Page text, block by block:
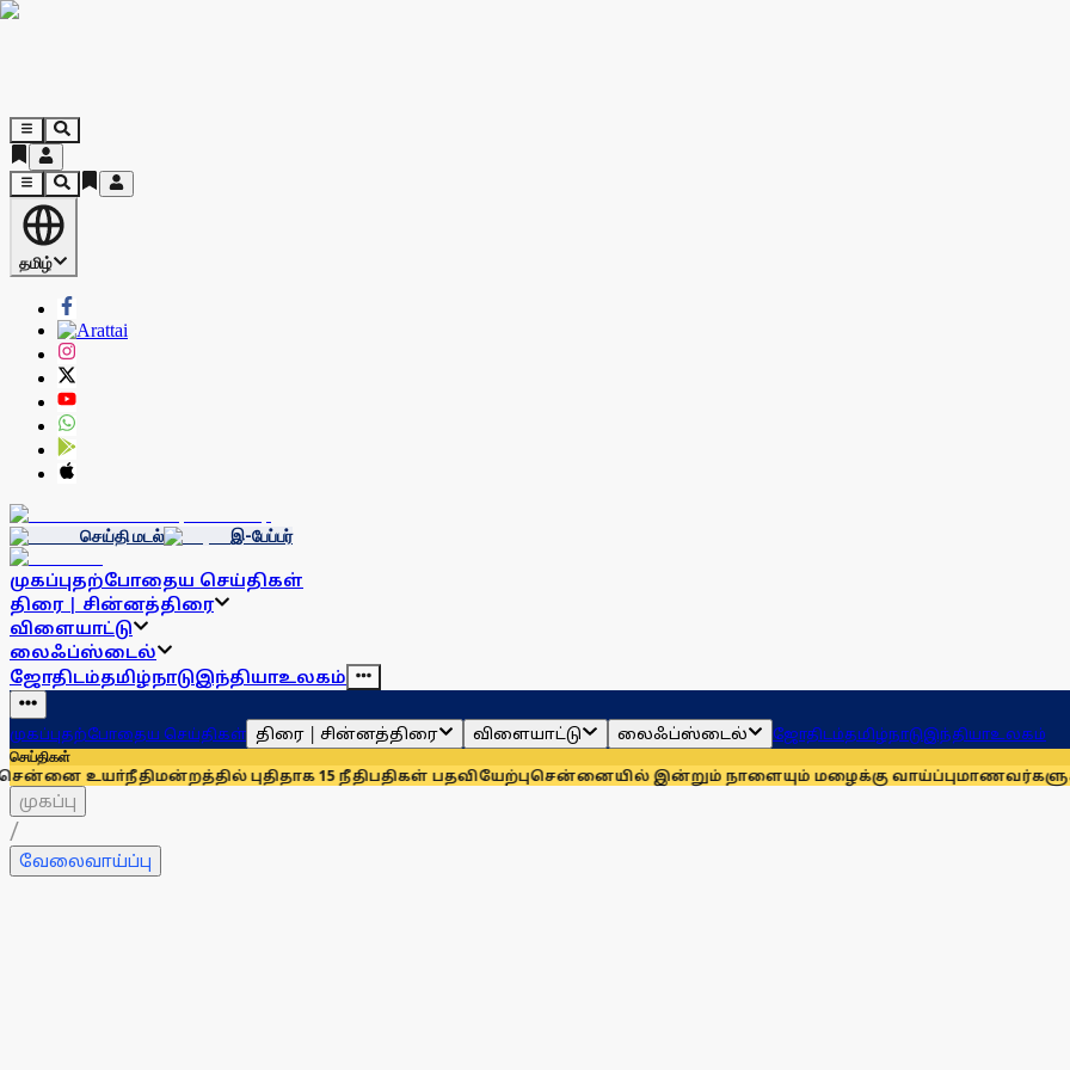
தமிழ்
செய்தி மடல் இ-பேப்பர்
முகப்புதற்போதைய செய்திகள்
திரை | சின்னத்திரை
விளையாட்டு
லைஃப்ஸ்டைல்
ஜோதிடம்தமிழ்நாடுஇந்தியாஉலகம்
முகப்புதற்போதைய செய்திகள் திரை | சின்னத்திரை விளையாட்டு லைஃப்ஸ்டைல் ஜோதிடம்தமிழ்நாடுஇந்தியாஉலகம்
செய்திகள்
புதிதாக 15 நீதிபதிகள் பதவியேற்புசென்னையில் இன்றும் நாளையும் மழைக்கு வாய்ப்புமாணவர்களுக்காக
முகப்பு
/
வேலைவாய்ப்பு